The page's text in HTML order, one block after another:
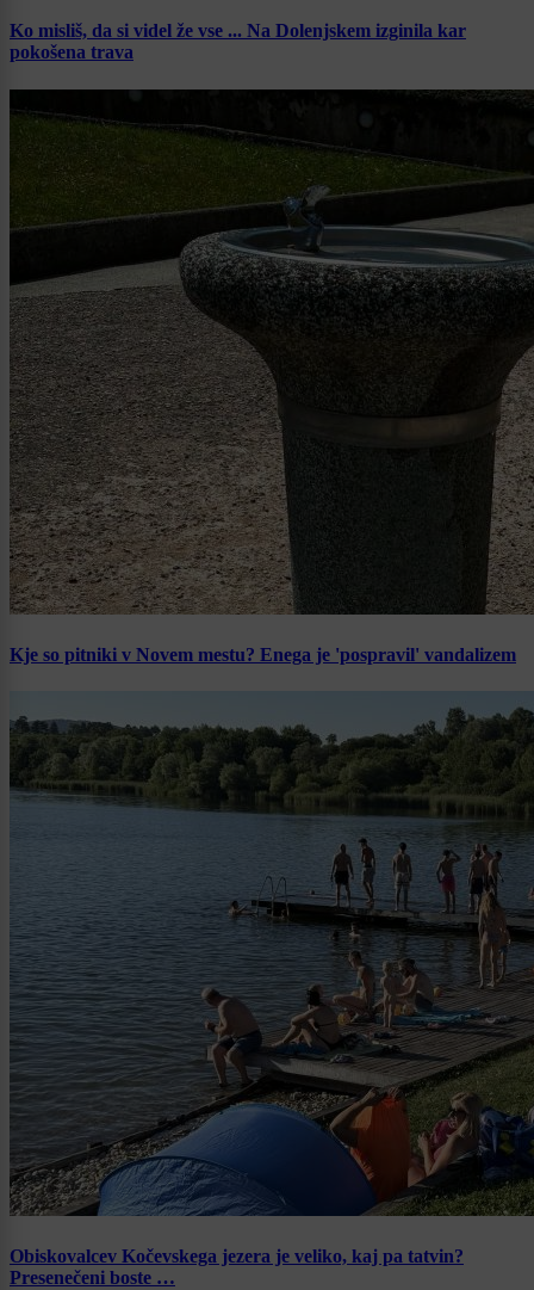
Ko misliš, da si videl že vse ... Na Dolenjskem izginila kar
pokošena trava
Kje so pitniki v Novem mestu? Enega je 'pospravil' vandalizem
Obiskovalcev Kočevskega jezera je veliko, kaj pa tatvin?
Presenečeni boste …